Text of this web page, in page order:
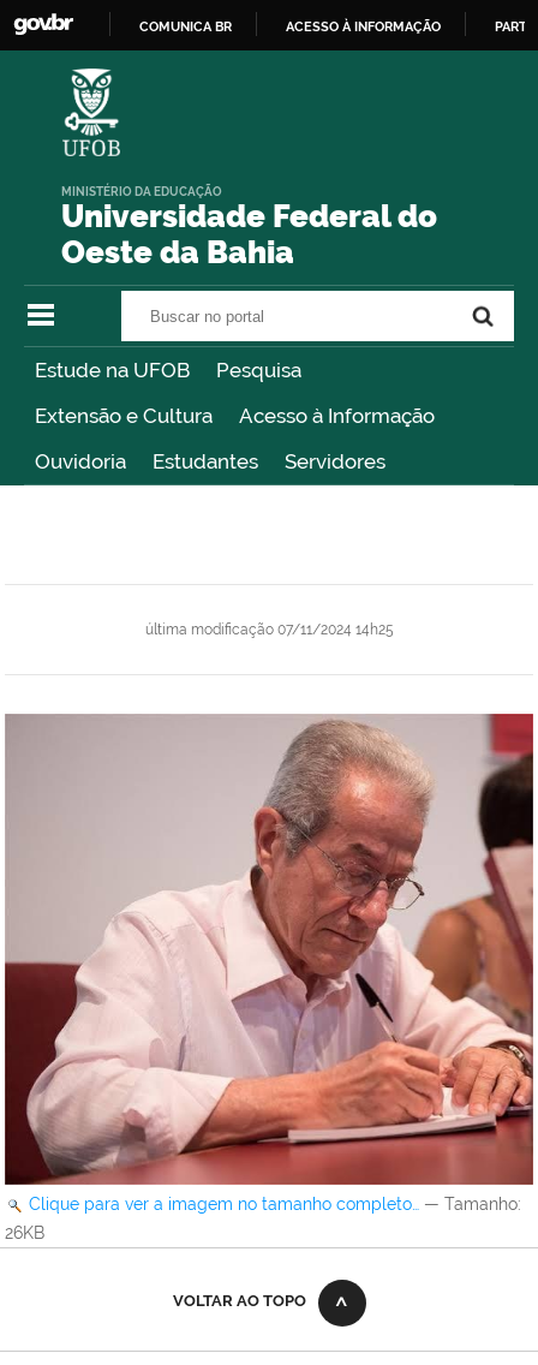
COMUNICA BR ACESSO À INFORMAÇÃO
Universidade Federal do
Oeste da Bahia
MINISTÉRIO DA EDUCAÇÃO
Estude na UFOB
Pesquisa
Extensão e Cultura
Acesso à Informação
Ouvidoria
Estudantes Servidores
última modificação07/11/2024 14h25
Clique para ver a imagem no tamanho completo… — Tamanho:
26KB
VOLTAR AO TOPO